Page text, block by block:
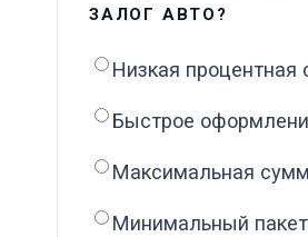
ЗАЛОГ АВТО?
Низкая процентная
Быстрое
Максимальная
Минимальный